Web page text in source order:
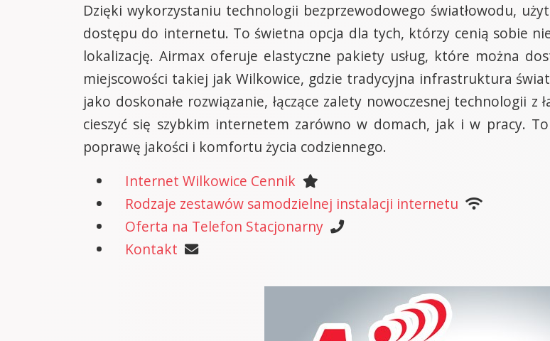
Dzięki wykorzystaniu technologii bezprzewodowego światłowodu,
dostępu do internetu. To świetna opcja dla tych, którzy cenią sobie
lokalizację. Airmax oferuje elastyczne pakiety usług, które można
miejscowości takiej jak Wilkowice, gdzie tradycyjna infrastruktura
jako doskonałe rozwiązanie, łączące zalety nowoczesnej technologii
cieszyć się szybkim internetem zarówno w domach, jak i w pracy.
poprawę jakości i komfortu życia codziennego.
Internet Wilkowice Cennik
Rodzaje zestawów samodzielnej instalacji internetu
Oferta na Telefon Stacjonarny
Kontakt